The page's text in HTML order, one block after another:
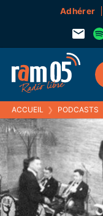
Adhérer
ACCUEIL ❯ PODCASTS